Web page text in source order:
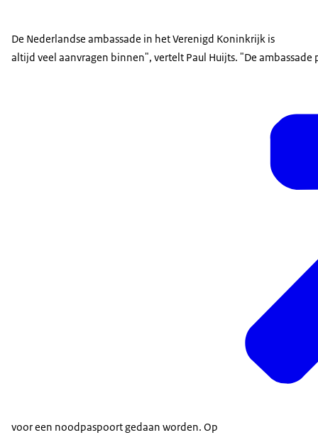
De Nederlandse ambassade in het Verenigd Koninkrijk is
altijd veel aanvragen binnen", vertelt Paul Huijts. "De
voor een noodpaspoort gedaan worden. Op